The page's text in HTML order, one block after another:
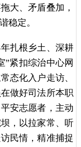
大、矛盾叠加，
稳定。
扎根乡土、深耕
”紧扣综治中心网
态化入户走访、
做好司法所本职
安志愿者，主动
，以拉家常、听
民情，精准捕捉